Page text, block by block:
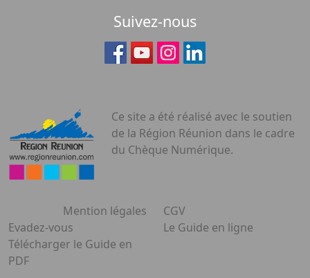
Suivez-nous
Ce site a été réalisé avec le soutien
de la Région Réunion dans le cadre
du Chèque Numérique.
Mention légales
CGV
Evadez-vous
Le Guide en ligne
Télécharger le Guide en
PDF